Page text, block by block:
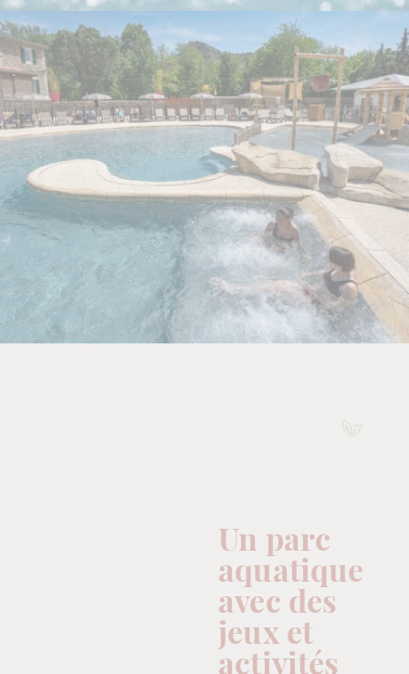
Un parc
aquatique
avec des
jeux et
activités